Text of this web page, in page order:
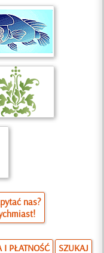
nas?
I PŁATNOŚĆ SZUKAJ